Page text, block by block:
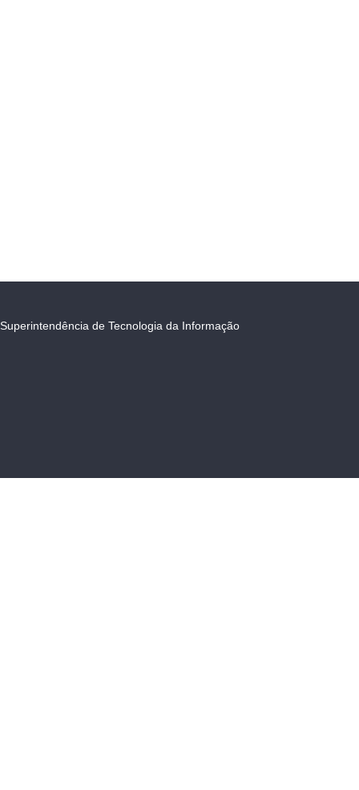
Superintendência de Tecnologia da Informação